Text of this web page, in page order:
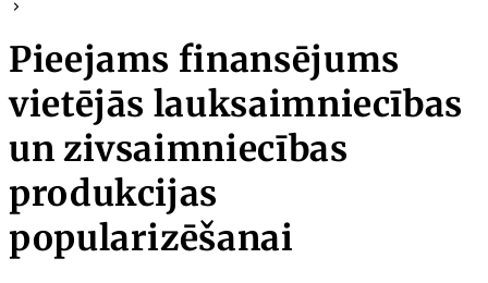
Pieejams finansējums
vietējās lauksaimniecības
un zivsaimniecības
produkcijas
popularizēšanai